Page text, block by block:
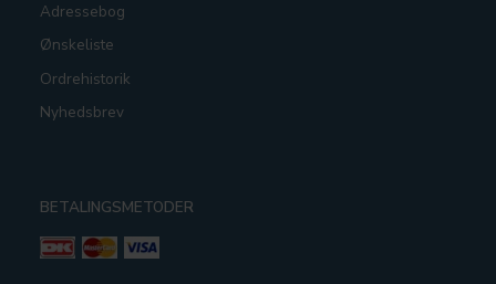
Adressebog
Ønskeliste
Ordrehistorik
Nyhedsbrev
BETALINGSMETODER